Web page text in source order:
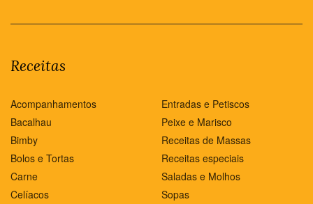
Receitas
Acompanhamentos
Bacalhau
Bimby
Bolos e Tortas
Carne
Celíacos
Entradas e Petiscos
Peixe e Marisco
Receitas de Massas
Receitas especiais
Saladas e Molhos
Sopas